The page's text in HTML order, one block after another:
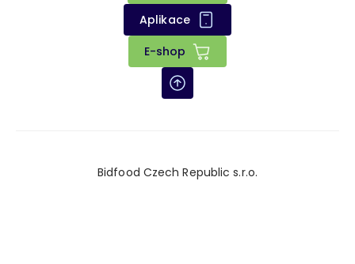
Aplikace
E-shop
Bidfood Czech Republic s.r.o.